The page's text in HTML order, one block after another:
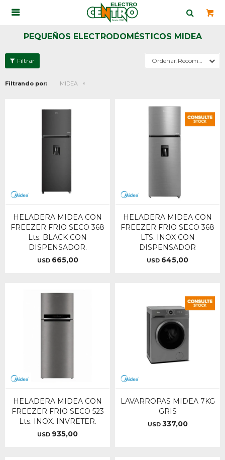

PEQUEÑOS ELECTRODOMÉSTICOS MIDEA
Recomendados
Filtrando por: MIDEA
HELADERA MIDEA CON
FREEZER FRIO SECO 368
Lts. BLACK CON
DISPENSADOR.
USD 665,00
HELADERA MIDEA CON
FREEZER FRIO SECO 368
LTS. INOX CON
DISPENSADOR
USD 645,00
HELADERA MIDEA CON
FREEZER FRIO SECO 523
Lts. INOX. INVRETER.
USD 935,00
LAVARROPAS MIDEA 7KG
GRIS
USD 337,00